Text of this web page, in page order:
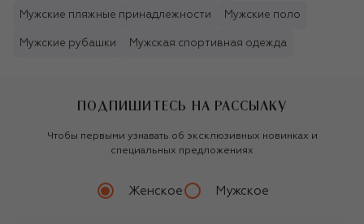
Мужские пляжные принадлежности Мужские поло
Мужские рубашки Мужская спортивная одежда
ПОДПИШИТЕСЬ НА РАССЫЛКУ
Чтобы первыми узнавать об эксклюзивных новинках и
специальных предложениях
Женское Мужское